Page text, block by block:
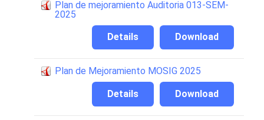
Plan de mejoramiento Auditoria 013-SEM-
2025
Download
Details
Plan de Mejoramiento MOSIG 2025
Download
Details